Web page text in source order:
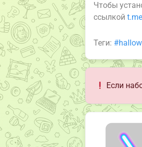
Чтобы
ссылкой
Теги:
Если